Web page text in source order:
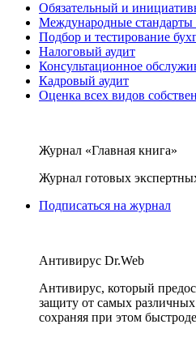
Обязательный и
Международные стандарты
Подбор и тестирование
Налоговый аудит
Консультационное
Кадровый аудит
Оценка всех видов
Журнал «Главная книга»
Журнал готовых
Подписаться на журнал
Антивирус Dr.Web
Антивирус, который
защиту от самых
сохраняя при этом